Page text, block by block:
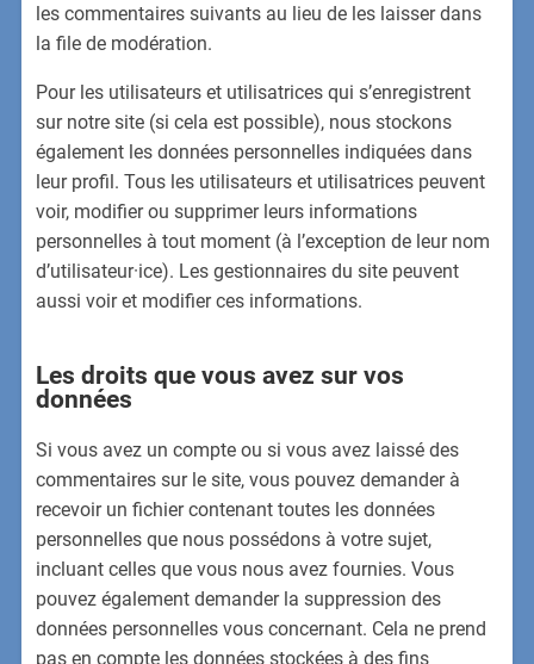
les commentaires suivants au lieu de les laisser dans
la file de modération.
Pour les utilisateurs et utilisatrices qui s’enregistrent
sur notre site (si cela est possible), nous stockons
également les données personnelles indiquées dans
leur profil. Tous les utilisateurs et utilisatrices peuvent
voir, modifier ou supprimer leurs informations
personnelles à tout moment (à l’exception de leur nom
d’utilisateur·ice). Les gestionnaires du site peuvent
aussi voir et modifier ces informations.
Les droits que vous avez sur vos
données
Si vous avez un compte ou si vous avez laissé des
commentaires sur le site, vous pouvez demander à
recevoir un fichier contenant toutes les données
personnelles que nous possédons à votre sujet,
incluant celles que vous nous avez fournies. Vous
pouvez également demander la suppression des
données personnelles vous concernant. Cela ne prend
pas en compte les données stockées à des fins